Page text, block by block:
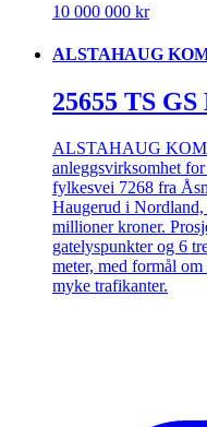
10 000 000 kr
ALSTAHAUG
25655 TS
ALSTAHAUG
anleggsvirksomhet
fylkesvei 7268 fra
Haugerud i
millioner kroner.
gatelyspunkter og 6
meter, med formål
myke trafikanter.